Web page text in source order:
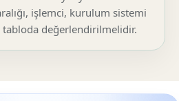
işlemci, kurulum sistemi
değerlendirilmelidir.